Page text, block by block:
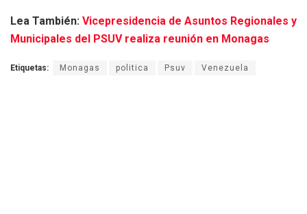
Lea También: Vicepresidencia de Asuntos Regionales y
Municipales del PSUV realiza reunión en Monagas
Etiquetas: Monagas politica Psuv Venezuela